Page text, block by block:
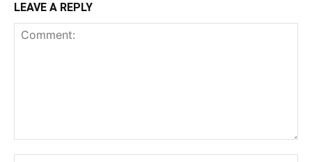
LEAVE A REPLY